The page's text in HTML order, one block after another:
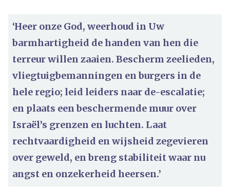
‘Heer onze God, weerhoud in Uw
barmhartigheid de handen van hen die
terreur willen zaaien. Bescherm zeelieden,
vliegtuigbemanningen en burgers in de
hele regio; leid leiders naar de-escalatie;
en plaats een beschermende muur over
Israël’s grenzen en luchten. Laat
rechtvaardigheid en wijsheid zegevieren
over geweld, en breng stabiliteit waar nu
angst en onzekerheid heersen.’